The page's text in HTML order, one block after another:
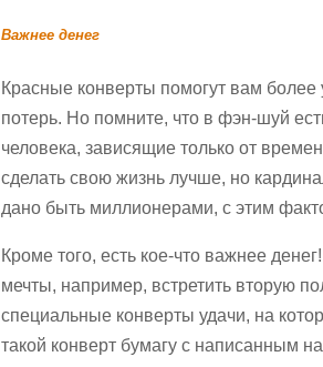
Важнее денег
Красные конверты помогут вам
потерь. Но помните, что в фэн-шуй
человека, зависящие только от
сделать свою жизнь лучше, но
дано быть миллионерами, с этим
Кроме того, есть кое-что важнее
мечты, например, встретить вторую
специальные конверты удачи, на
такой конверт бумагу с написанным